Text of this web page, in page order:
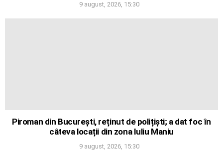
9 august, 2026, 15:30
Piroman din București, reținut de polițiști; a dat foc în
câteva locații din zona Iuliu Maniu
9 august, 2026, 15:30